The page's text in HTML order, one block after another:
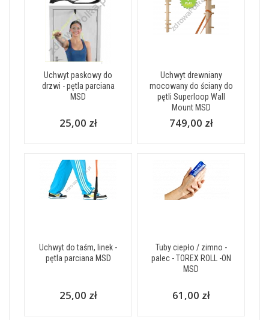
Uchwyt paskowy do
drzwi - pętla parciana
MSD
25,00 zł
Uchwyt drewniany
mocowany do ściany do
pętli Superloop Wall
Mount MSD
749,00 zł
Uchwyt do taśm, linek -
pętla parciana MSD
25,00 zł
Tuby ciepło / zimno -
palec - TOREX ROLL -ON
MSD
61,00 zł